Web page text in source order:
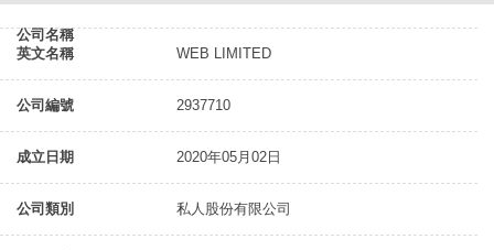
公司名稱
英文名稱
WEB LIMITED
公司編號 2937710
成立日期 2020年05月02日
公司類別 私人股份有限公司